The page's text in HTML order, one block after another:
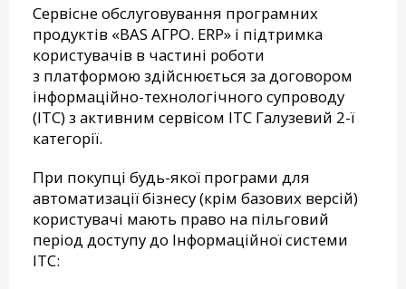
Сервісне обслуговування програмних
продуктів «BAS АГРО. ERP» і підтримка
користувачів в частині роботи
з платформою здійснюється за договором
інформаційно-технологічного супроводу
(ІТС) з активним сервісом ІТС Галузевий 2-ї
категорії.
При покупці будь-якої програми для
автоматизації бізнесу (крім базових версій)
користувачі мають право на пільговий
період доступу до Інформаційної системи
ІТС: